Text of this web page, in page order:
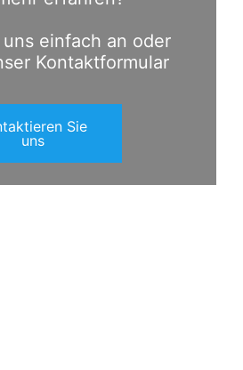
uns einfach an oder
Kontaktformular
Sie
uns